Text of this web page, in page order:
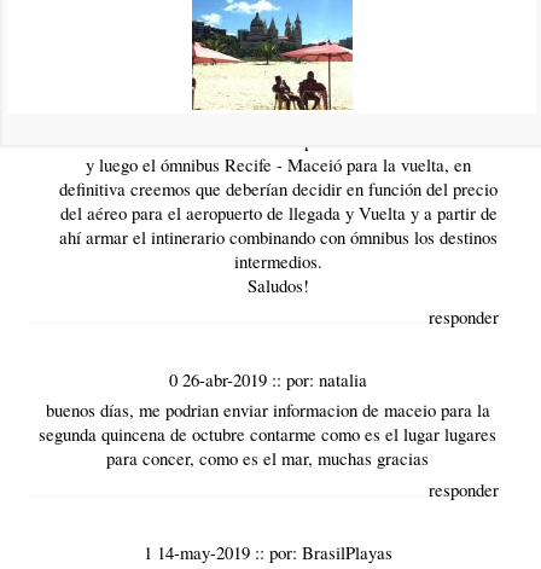
Recife (norte) y luego ir bajando desde Recife hasta Porto de
Galinhas, luego Maragogi y terminar en Maceió, Desde
Maceio a Recife volver de bus directo tendrían unas 5 horas
de viaje y sale entre 60 y 80 reales.
Eso si es que consiguen mejores aéreos a Recife que a
y luego el ómnibus Recife - Maceió para la vuelta, en
definitiva creemos que deberían decidir en función del precio
del aéreo para el aeropuerto de llegada y Vuelta y a partir de
ahí armar el intinerario combinando con ómnibus los destinos
intermedios.
Saludos!
responder
0 26-abr-2019 :: por: natalia
buenos días, me podrian enviar informacion de maceio para la
segunda quincena de octubre contarme como es el lugar lugares
para concer, como es el mar, muchas gracias
responder
1 14-may-2019 :: por: BrasilPlayas